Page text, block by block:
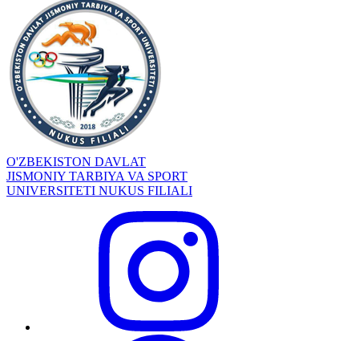
O'ZBEKISTON DAVLAT
JISMONIY TARBIYA VA SPORT
UNIVERSITETI NUKUS FILIALI